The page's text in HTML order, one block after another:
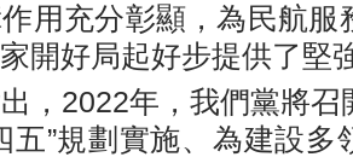
用充分彰顯，為民航服
開好局起好步提供了堅
2022年，我們黨將召
五”規劃實施、為建設多